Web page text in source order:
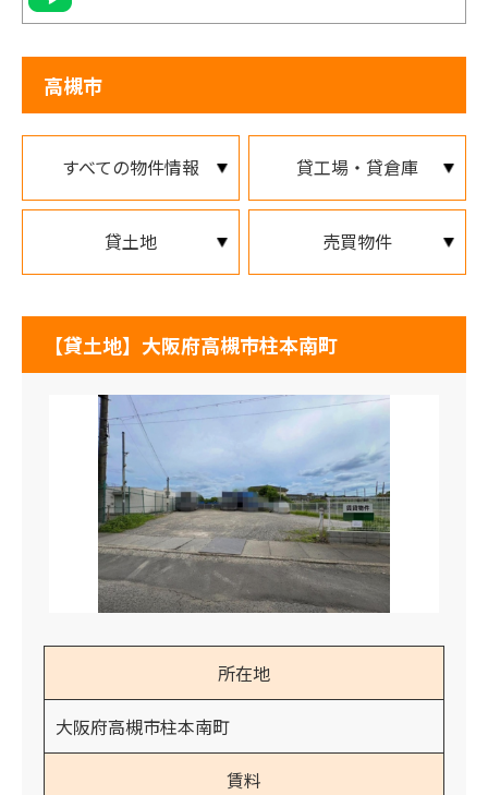
高槻市
すべての物件情報 貸工場・貸倉庫
貸土地 売買物件
【貸土地】大阪府高槻市柱本南町
所在地
大阪府高槻市柱本南町
賃料